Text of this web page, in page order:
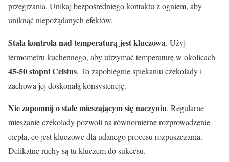
przegrzania. Unikaj bezpośredniego kontaktu z ogniem, aby
uniknąć niepożądanych efektów.
Stała kontrola nad temperaturą jest kluczowa. Użyj
termometru kuchennego, aby utrzymać temperaturę w okolicach
45-50 stopni Celsius. To zapobiegnie spiekaniu czekolady i
zachowa jej doskonałą konsystencję.
Nie zapomnij o stale mieszającym się naczyniu. Regularne
mieszanie czekolady pozwoli na równomierne rozprowadzenie
ciepła, co jest kluczowe dla udanego procesu rozpuszczania.
Delikatne ruchy są tu kluczem do sukcesu.